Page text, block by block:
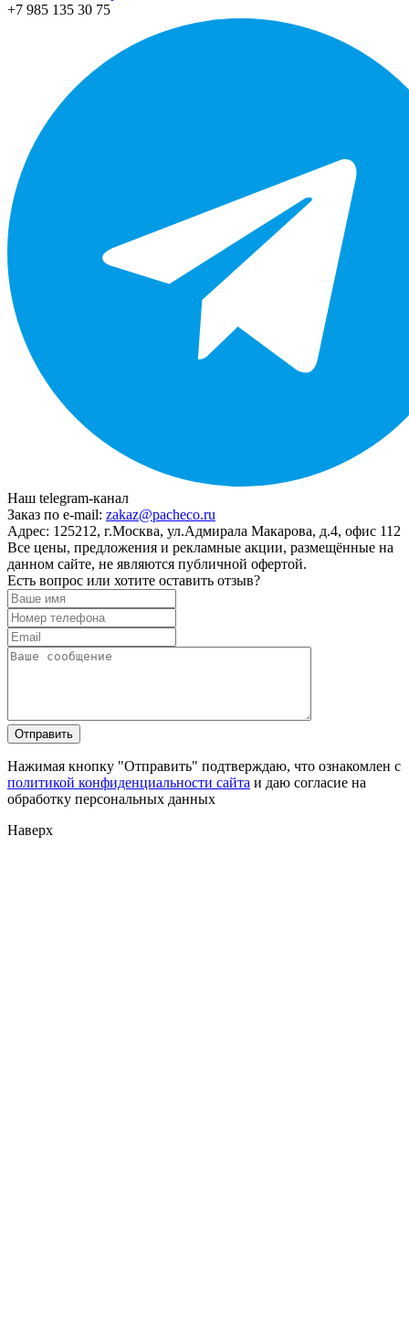
+7 985 135 30 75
Наш telegram-канал
Заказ по e-mail: zakaz@pacheco.ru
Адрес: 125212, г.Москва, ул.Адмирала Макарова, д.4, офис 112
Все цены, предложения и рекламные акции, размещённые на
данном сайте, не являются публичной офертой.
Есть вопрос или хотите оставить отзыв?
Нажимая кнопку "Отправить" подтверждаю, что ознакомлен с
политикой конфиденциальности сайта и даю согласие на
обработку персональных данных
Наверх